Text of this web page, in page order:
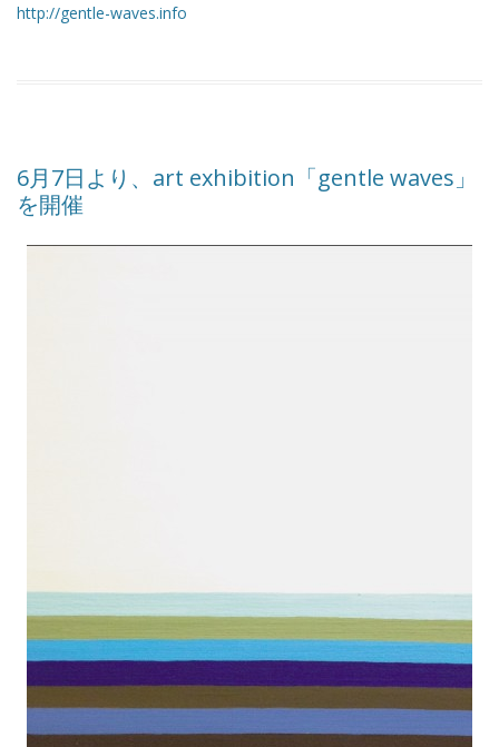
http://gentle-waves.info
6月7日より、art exhibition「gentle waves」
を開催